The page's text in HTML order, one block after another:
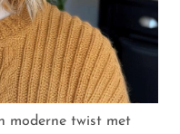
moderne twist met